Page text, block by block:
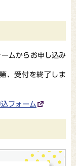
ムからお申し込み
、受付を終了しま
フォーム